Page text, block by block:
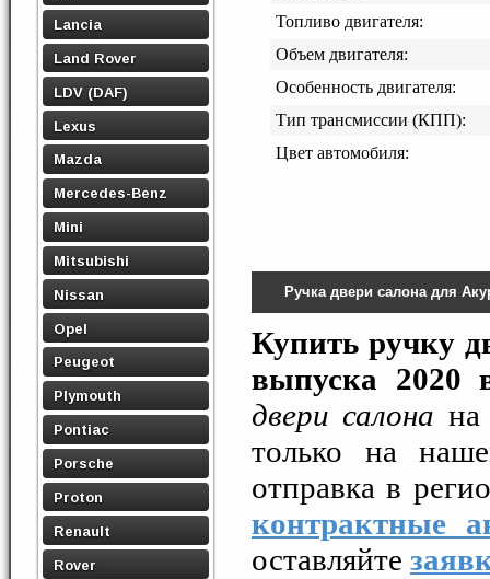
Lancia
Land Rover
LDV (DAF)
Lexus
Mazda
Mercedes-Benz
Mini
Mitsubishi
Nissan
Opel
Peugeot
Plymouth
Pontiac
Porsche
Proton
Renault
Rover
Топливо двигателя:
Объем двигателя:
Особенность двигателя:
Тип трансмиссии (КПП):
Цвет автомобиля:
Ручка двери салона для
Купить ручку
выпуска 2020
двери салона
только на
отправка в
контрактные
оставляйте